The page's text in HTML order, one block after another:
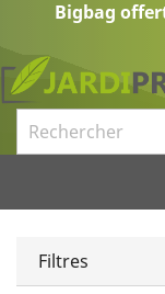
Bigbag
Filtres